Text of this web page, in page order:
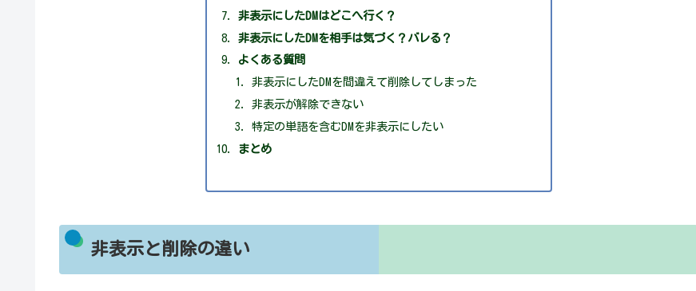
非表示にしたDMはどこへ行く？
非表示にしたDMを相手は気づく？バレる？
よくある質問
非表示にしたDMを間違えて削除してしまった
非表示が解除できない
特定の単語を含むDMを非表示にしたい
まとめ
非表示と削除の違い